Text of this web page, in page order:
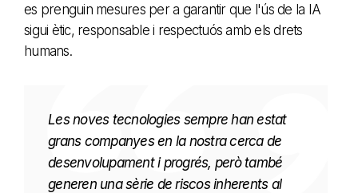
es prenguin mesures per a garantir que l'ús de la IA
sigui ètic, responsable i respectuós amb els drets
humans.
Les noves tecnologies sempre han estat
grans companyes en la nostra cerca de
desenvolupament i progrés, però també
generen una sèrie de riscos inherents al